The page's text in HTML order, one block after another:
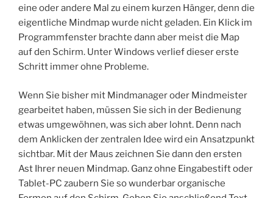
eine oder andere Mal zu einem kurzen Hänger, denn die
eigentliche Mindmap wurde nicht geladen. Ein Klick im
Programmfenster brachte dann aber meist die Map
auf den Schirm. Unter Windows verlief dieser erste
Schritt immer ohne Probleme.
Wenn Sie bisher mit Mindmanager oder Mindmeister
gearbeitet haben, müssen Sie sich in der Bedienung
etwas umgewöhnen, was sich aber lohnt. Denn nach
dem Anklicken der zentralen Idee wird ein Ansatzpunkt
sichtbar. Mit der Maus zeichnen Sie dann den ersten
Ast Ihrer neuen Mindmap. Ganz ohne Eingabestift oder
Tablet-PC zaubern Sie so wunderbar organische